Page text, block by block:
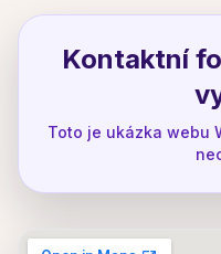
Kontaktní
Toto je ukázka webu